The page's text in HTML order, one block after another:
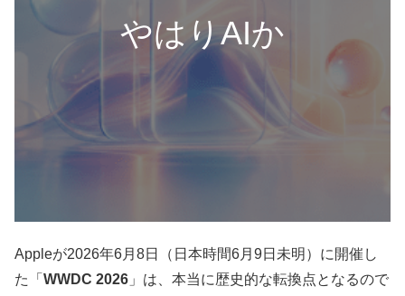
やはりAIか
Appleが2026年6月8日（日本時間6月9日未明）に開催し
た「 WWDC 2026 」は、本当に歴史的な転換点となるので